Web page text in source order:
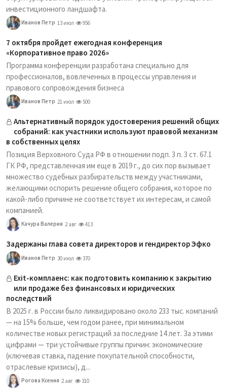
инвестиционного ландшафта.
Иванов Петр 13 июл 956
7 октября пройдет ежегодная конференция
«Корпоративное право 2026»
Программа конференции разработана специально для
профессионалов, вовлеченных в процессы управления и
правового сопровождения бизнеса
Иванов Петр 21 июл 500
Альтернативный порядок удостоверения решений общих
собраний: как участники используют правовой механизм
в собственных целях
Позиция Верховного Суда РФ в отношении подп. 3 п. 3 ст. 67.1
ГК РФ, представленная им еще в 2019 г., до сих пор вызывает
множество судебных разбирательств между участниками,
желающими оспорить решение общего собрания, которое по
какой-либо причине не соответствует их интересам, и самой
компанией.
Качура Валерия 2 авг 413
Задержаны глава совета директоров и гендиректор Эфко
Иванов Петр 30 июл 370
Exit-комплаенс: как подготовить компанию к закрытию
или продаже без финансовых и юридических
последствий
В 2025 г. в России было ликвидировано около 233 тыс. компаний
— на 15% больше, чем годом ранее, при минимальном
количестве новых регистраций за последние 14 лет. За этими
цифрами — три устойчивые группы причин: экономические
(ключевая ставка, падение покупательной способности,
отраслевые кризисы), д...
Рогова Ксения 2 авг 310